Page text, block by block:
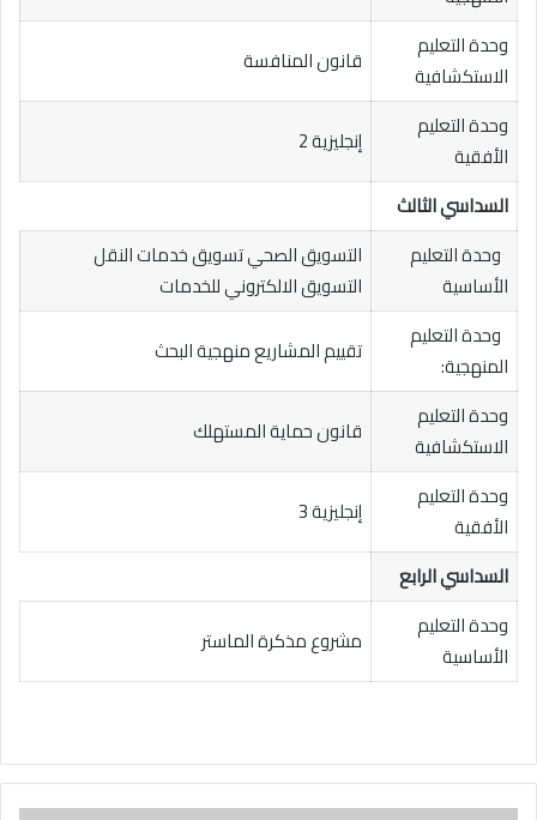
وحدة التعليم
الاستكشافية
قانون المنافسة
وحدة التعليم
الأفقية
إنجليزية 2
السداسي الثالث
وحدة التعليم
الأساسية
التسويق الصحي تسويق خدمات النقل
التسويق الالكتروني للخدمات
وحدة التعليم
المنهجية:
تقييم المشاريع منهجية البحث
وحدة التعليم
الاستكشافية
قانون حماية المستهلك
وحدة التعليم
الأفقية
إنجليزية 3
السداسي الرابع
وحدة التعليم
الأساسية
مشروع مذكرة الماستر